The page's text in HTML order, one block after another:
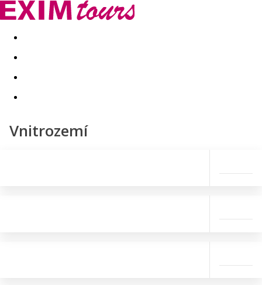
Akční nabídky Last minute
Vnitrozemí